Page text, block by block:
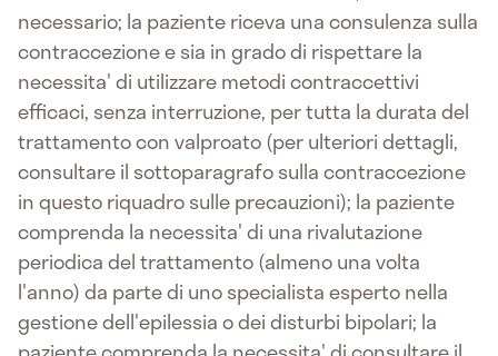
necessario; la paziente riceva una consulenza sulla
contraccezione e sia in grado di rispettare la
necessita' di utilizzare metodi contraccettivi
efficaci, senza interruzione, per tutta la durata del
trattamento con valproato (per ulteriori dettagli,
consultare il sottoparagrafo sulla contraccezione
in questo riquadro sulle precauzioni); la paziente
comprenda la necessita' di una rivalutazione
periodica del trattamento (almeno una volta
l'anno) da parte di uno specialista esperto nella
gestione dell'epilessia o dei disturbi bipolari; la